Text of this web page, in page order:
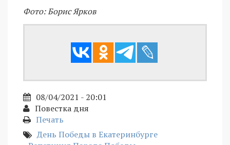
Фото: Борис Ярков
08/04/2021 - 20:01
Повестка дня
Печать
День Победы в Екатеринбурге